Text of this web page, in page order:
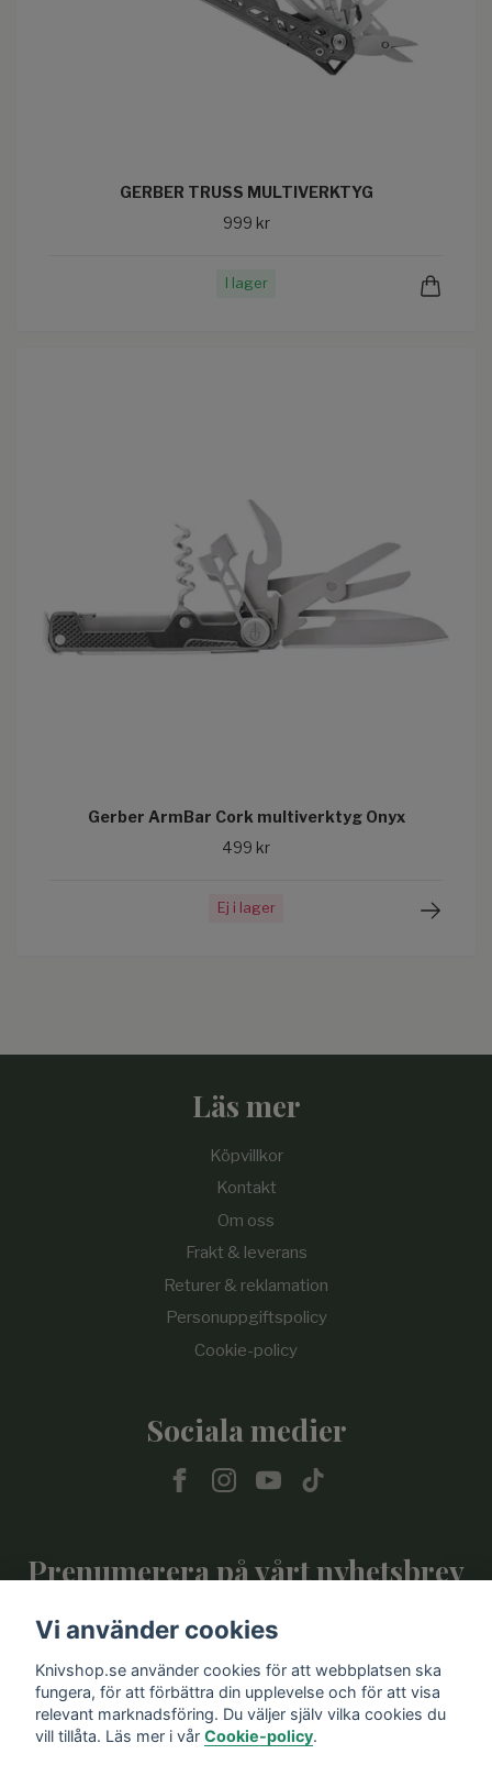
GERBER TRUSS MULTIVERKTYG
999 kr
I lager
Gerber ArmBar Cork multiverktyg Onyx
499 kr
Ej i lager
Läs mer
Köpvillkor
Kontakt
Om oss
Frakt & leverans
Returer & reklamation
Personuppgiftspolicy
Cookie-policy
Sociala medier
Prenumerera på vårt nyhetsbrev
Vi använder cookies
Knivshop.se använder cookies för att webbplatsen ska
fungera, för att förbättra din upplevelse och för att visa
relevant marknadsföring. Du väljer själv vilka cookies du
vill tillåta. Läs mer i vår Cookie-policy.